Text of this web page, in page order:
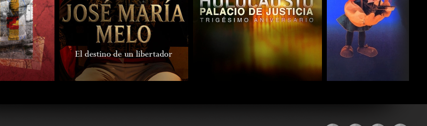
COMPARTIR COMPARTIR